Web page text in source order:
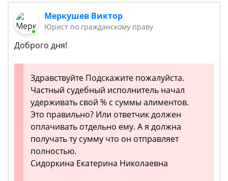
Меркушев Виктор
Юрист по гражданскому праву
Доброго дня!
Здравствуйте Подскажите пожалуйста.
Частный судебный исполнитель начал
удерживать свой % с суммы алиментов.
Это правильно? Или ответчик должен
оплачивать отдельно ему. А я должна
получать ту сумму что он отправляет
полностью.
Сидоркина Екатерина Николаевна